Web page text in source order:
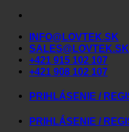
Skip
contentINFO@LOVTEK.SK
SALES@LOVTEK.SK
+421 915 102 107
+421 908 102 107
PRIHLÁSENIE /
PRIHLÁSENIE /